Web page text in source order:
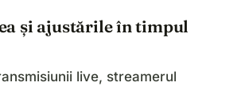
și ajustările în timpul
live, streamerul